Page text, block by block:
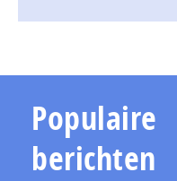
Populaire
berichten